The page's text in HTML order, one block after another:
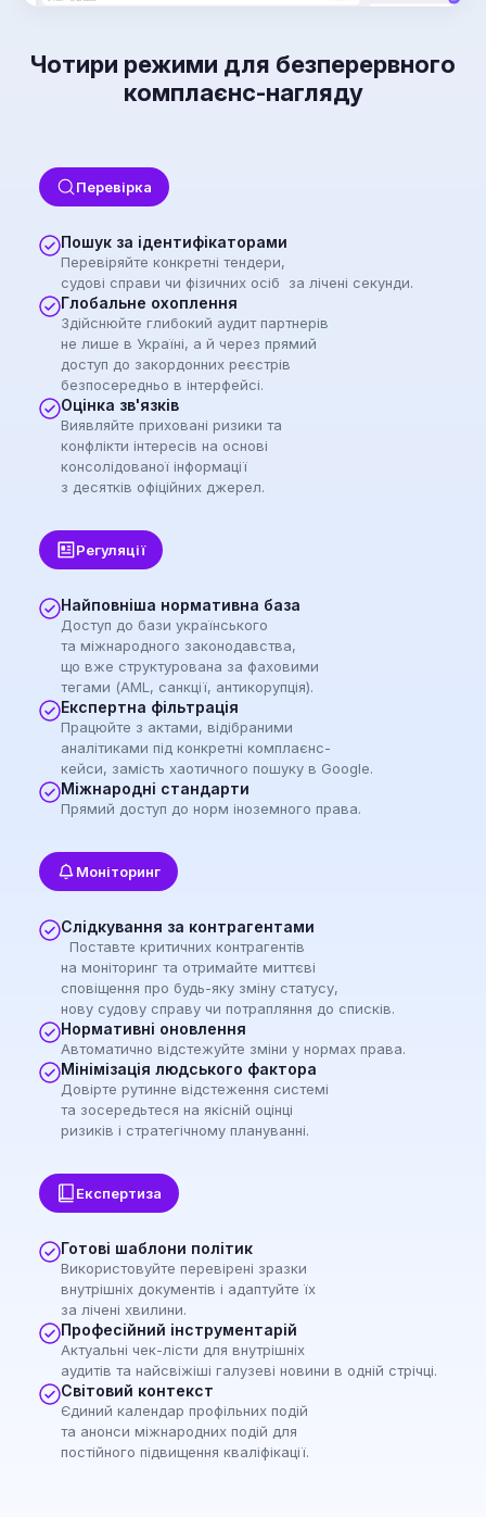
Чотири режими для безперервного
комплаєнс-нагляду
Перевірка
Пошук за ідентифікаторами
Перевіряйте конкретні тендери,
судові справи чи фізичних осіб за лічені секунди.
Глобальне охоплення
Здійснюйте глибокий аудит партнерів
не лише в Україні, а й через прямий
доступ до закордонних реєстрів
безпосередньо в інтерфейсі.
Оцінка зв'язків
Виявляйте приховані ризики та
конфлікти інтересів на основі
консолідованої інформації
з десятків офіційних джерел.
Регуляції
Найповніша нормативна база
Доступ до бази українського
та міжнародного законодавства,
що вже структурована за фаховими
тегами (AML, санкції, антикорупція).
Експертна фільтрація
Працюйте з актами, відібраними
аналітиками під конкретні комплаєнс-
кейси, замість хаотичного пошуку в Google.
Міжнародні стандарти
Прямий доступ до норм іноземного права.
Моніторинг
Слідкування за контрагентами
Поставте критичних контрагентів
на моніторинг та отримайте миттєві
сповіщення про будь-яку зміну статусу,
нову судову справу чи потрапляння до списків.
Нормативні оновлення
Автоматично відстежуйте зміни у нормах права.
Мінімізація людського фактора
Довірте рутинне відстеження системі
та зосередьтеся на якісній оцінці
ризиків і стратегічному плануванні.
Експертиза
Готові шаблони політик
Використовуйте перевірені зразки
внутрішніх документів і адаптуйте їх
за лічені хвилини.
Професійний інструментарій
Актуальні чек-лісти для внутрішніх
аудитів та найсвіжіші галузеві новини в одній стрічці.
Світовий контекст
Єдиний календар профільних подій
та анонси міжнародних подій для
постійного підвищення кваліфікації.